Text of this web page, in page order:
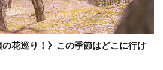
花巡り！》この季節はどこに行け